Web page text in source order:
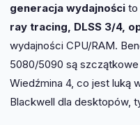
generacja wydajności to
ray tracing, DLSS 3/4,
wydajności CPU/RAM.
5080/5090 są
Wiedźmina 4, co jest luką
Blackwell dla desktopów,